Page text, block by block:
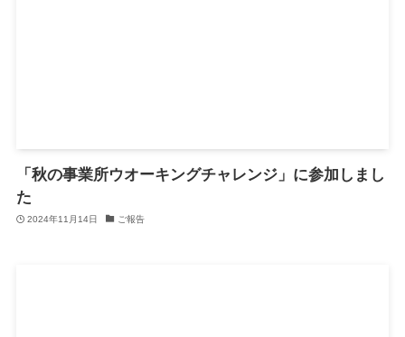
「秋の事業所ウオーキングチャレンジ」に参加しまし
た
2024年11月14日 ご報告